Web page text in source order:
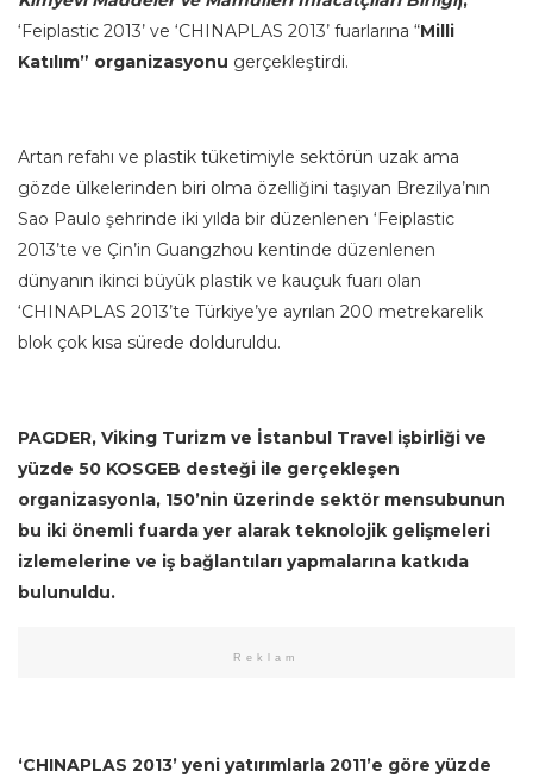
‘Feiplastic 2013’ ve ‘CHINAPLAS 2013’ fuarlarına “Milli
Katılım” organizasyonu gerçekleştirdi.
Artan refahı ve plastik tüketimiyle sektörün uzak ama
gözde ülkelerinden biri olma özelliğini taşıyan Brezilya’nın
Sao Paulo şehrinde iki yılda bir düzenlenen ‘Feiplastic
2013’te ve Çin’in Guangzhou kentinde düzenlenen
dünyanın ikinci büyük plastik ve kauçuk fuarı olan
‘CHINAPLAS 2013’te Türkiye’ye ayrılan 200 metrekarelik
blok çok kısa sürede dolduruldu.
PAGDER, Viking Turizm ve İstanbul Travel işbirliği ve
yüzde 50 KOSGEB desteği ile gerçekleşen
organizasyonla, 150’nin üzerinde sektör mensubunun
bu iki önemli fuarda yer alarak teknolojik gelişmeleri
izlemelerine ve iş bağlantıları yapmalarına katkıda
bulunuldu.
Reklam
‘CHINAPLAS 2013’ yeni yatırımlarla 2011’e göre yüzde